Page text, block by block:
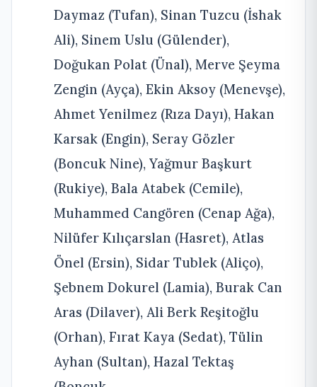
Daymaz (Tufan), Sinan Tuzcu (İshak
Ali), Sinem Uslu (Gülender),
Doğukan Polat (Ünal), Merve Şeyma
Zengin (Ayça), Ekin Aksoy (Menevşe),
Ahmet Yenilmez (Rıza Dayı), Hakan
Karsak (Engin), Seray Gözler
(Boncuk Nine), Yağmur Başkurt
(Rukiye), Bala Atabek (Cemile),
Muhammed Cangören (Cenap Ağa),
Nilüfer Kılıçarslan (Hasret), Atlas
Önel (Ersin), Sidar Tublek (Aliço),
Şebnem Dokurel (Lamia), Burak Can
Aras (Dilaver), Ali Berk Reşitoğlu
(Orhan), Fırat Kaya (Sedat), Tülin
Ayhan (Sultan), Hazal Tektaş